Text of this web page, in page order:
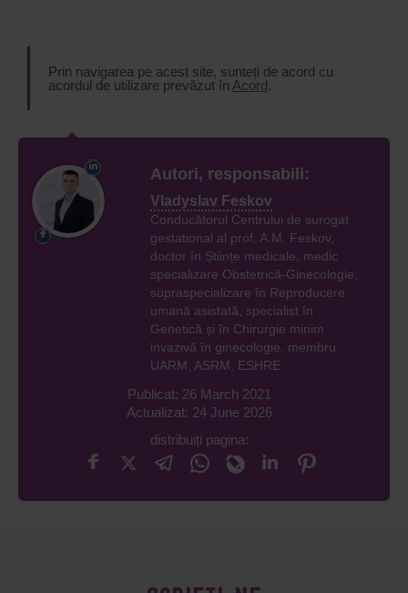
Prin navigarea pe acest site, sunteți de acord cu
acordul de utilizare prevăzut în Acord.
Autori, responsabili:
Vladyslav Feskov
Conducătorul Centrului de surogat
gestational al prof. A.M. Feskov,
doctor în Științe medicale, medic
specializare Obstetrică-Ginecologie,
supraspecializare în Reproducere
umană asistată, specialist în
Genetică și în Chirurgie minim
invazivă în ginecologie, membru
UARM, ASRM, ESHRE
Publicat: 26 March 2021
Actualizat: 24 June 2026
distribuiți pagina: